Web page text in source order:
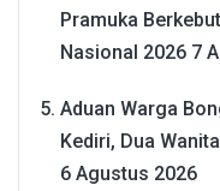
Pramuka
Nasional 2026 7
Aduan Warga
Kediri, Dua
6 Agustus 2026